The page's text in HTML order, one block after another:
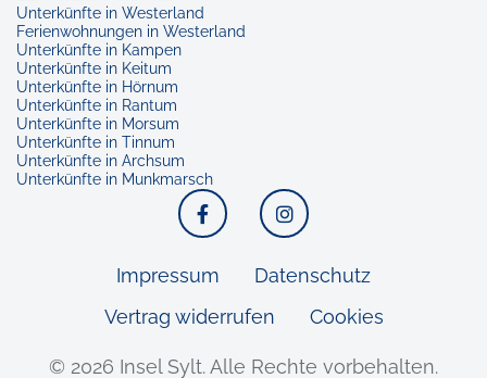
Unterkünfte in Westerland
Ferienwohnungen in Westerland
Unterkünfte in Kampen
Unterkünfte in Keitum
Unterkünfte in Hörnum
Unterkünfte in Rantum
Unterkünfte in Morsum
Unterkünfte in Tinnum
Unterkünfte in Archsum
Unterkünfte in Munkmarsch
Facebook Instagram
Impressum
Datenschutz
Vertrag widerrufen
Cookies
© 2026 Insel Sylt.Alle Rechte vorbehalten.